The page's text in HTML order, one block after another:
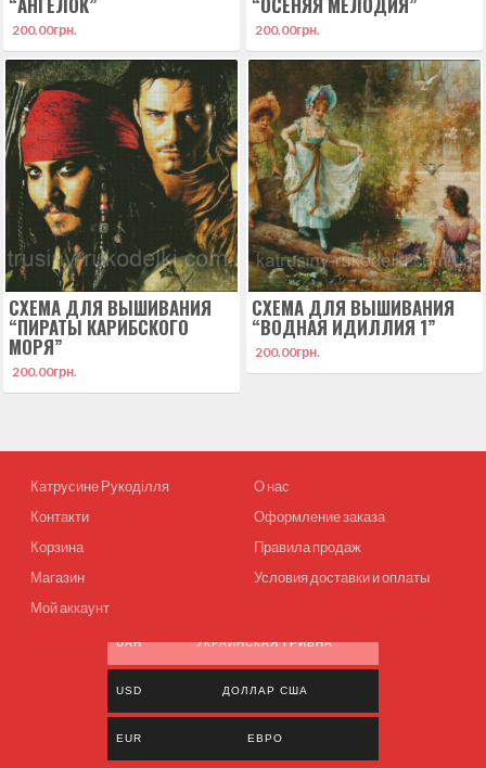
200.00грн. 200.00грн.
СХЕМА ДЛЯ ВЫШИВАНИЯ
“ПИРАТЫ КАРИБСКОГО
МОРЯ”
200.00грн.
СХЕМА ДЛЯ ВЫШИВАНИЯ
“ВОДНАЯ ИДИЛЛИЯ 1”
200.00грн.
Катрусине Рукоділля
Контакти
Корзина
Магазин
Мой аккаунт
О нас
Оформление заказа
Правила продаж
Условия доставки и оплаты
UAH УКРАИНСКАЯ ГРИВНА
USD ДОЛЛАР США
EUR ЕВРО